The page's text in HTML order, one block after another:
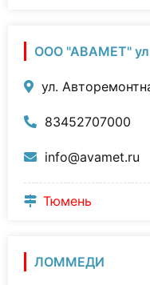
ООО "АВАМЕТ"
ул.
83452707000
info@avamet.ru
Тюмень
ЛОММЕДИ